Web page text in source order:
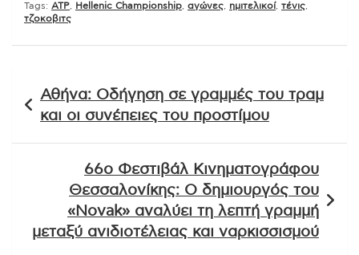
Tags: ATP Hellenic Championship αγώνες ημιτελικοί, τένις
τζοκοβιτς
άρθρων
Αθήνα: Οδήγηση σε γραμμές του τραμ
και οι συνέπειες του προστίμου
66ο Φεστιβάλ Κινηματογράφου
Θεσσαλονίκης: Ο δημιουργός του
«Novak» αναλύει τη λεπτή γραμμή
μεταξύ ανιδιοτέλειας και ναρκισσισμού